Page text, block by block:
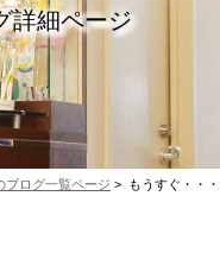
詳細ページ
ブログ一覧ページ > もうすぐ・・・